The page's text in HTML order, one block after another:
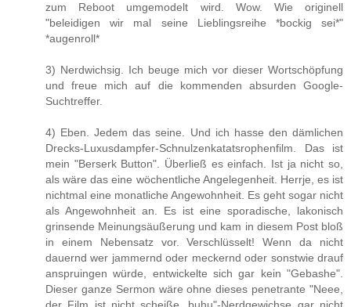
zum Reboot umgemodelt wird. Wow. Wie originell
"beleidigen wir mal seine Lieblingsreihe *bockig sei*"
*augenroll*
3) Nerdwichsig. Ich beuge mich vor dieser Wortschöpfung
und freue mich auf die kommenden absurden Google-
Suchtreffer.
4) Eben. Jedem das seine. Und ich hasse den dämlichen
Drecks-Luxusdampfer-Schnulzenkatatsrophenfilm. Das ist
mein "Berserk Button". Überließ es einfach. Ist ja nicht so,
als wäre das eine wöchentliche Angelegenheit. Herrje, es ist
nichtmal eine monatliche Angewohnheit. Es geht sogar nicht
als Angewohnheit an. Es ist eine sporadische, lakonisch
grinsende Meinungsäußerung und kam in diesem Post bloß
in einem Nebensatz vor. Verschlüsselt! Wenn da nicht
dauernd wer jammernd oder meckernd oder sonstwie drauf
anspruingen würde, entwickelte sich gar kein "Gebashe".
Dieser ganze Sermon wäre ohne dieses penetrante "Neee,